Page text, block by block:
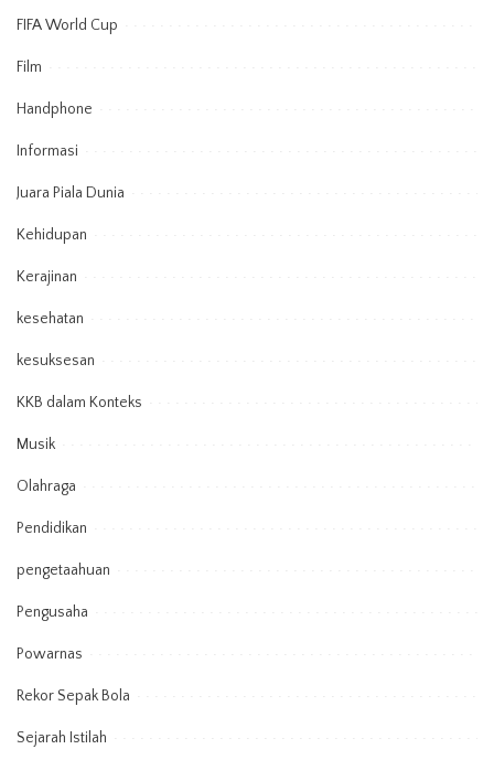
FIFA World Cup
Film
Handphone
Informasi
Juara Piala Dunia
Kehidupan
Kerajinan
kesehatan
kesuksesan
KKB dalam Konteks
Musik
Olahraga
Pendidikan
pengetaahuan
Pengusaha
Powarnas
Rekor Sepak Bola
Sejarah Istilah